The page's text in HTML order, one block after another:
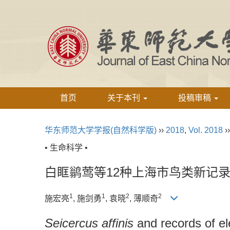
首页 关于本刊 投稿审稿
华东师范大学学报(自然科学版) ›› 2018, Vol. 2018
• 生命科学 •
白眶鹟莺等12种上海市鸟类新记录
施宏亮1, 施剑勇 1, 袁晓2, 薄顺奇2
Seicercus affinis and records of